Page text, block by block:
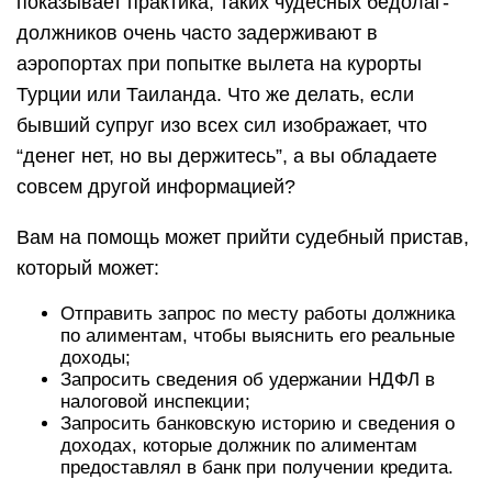
должников очень часто задерживают в
аэропортах при попытке вылета на курорты
Турции или Таиланда. Что же делать, если
бывший супруг изо всех сил изображает, что
“денег нет, но вы держитесь”, а вы обладаете
совсем другой информацией?
Вам на помощь может прийти судебный пристав,
который может:
Отправить запрос по месту работы должника
по алиментам, чтобы выяснить его реальные
доходы;
Запросить сведения об удержании НДФЛ в
налоговой инспекции;
Запросить банковскую историю и сведения о
доходах, которые должник по алиментам
предоставлял в банк при получении кредита.